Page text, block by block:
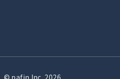
© pafin Inc. 2026